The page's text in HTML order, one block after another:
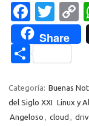
Fa
c
e
b
o
o
T
w
it
te
r
n
Share
C
m
p
Categoría: Buenas
del Siglo XXI Linux y
Angeloso , cloud ,